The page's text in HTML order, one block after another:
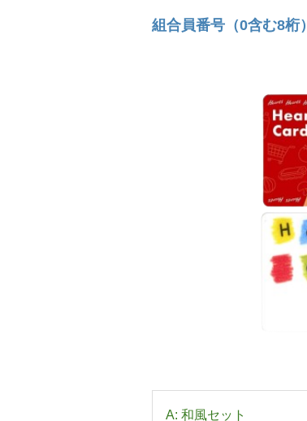
組合員番号（0含む8桁）
A: 和風セット